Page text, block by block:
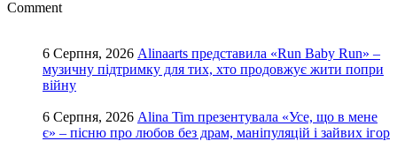
Comment
6 Серпня, 2026 Alinaarts представила «Run Baby Run» –
музичну підтримку для тих, хто продовжує жити попри
війну
6 Серпня, 2026 Alina Tim презентувала «Усе, що в мене
є» – пісню про любов без драм, маніпуляцій і зайвих ігор